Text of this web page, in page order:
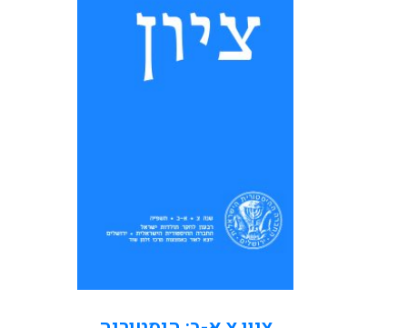
סמט, אורית רוזין: מבוא: רגשות
אריאל זינדר: רגשות לגיטימיים:
מנחם אבן סרוק...